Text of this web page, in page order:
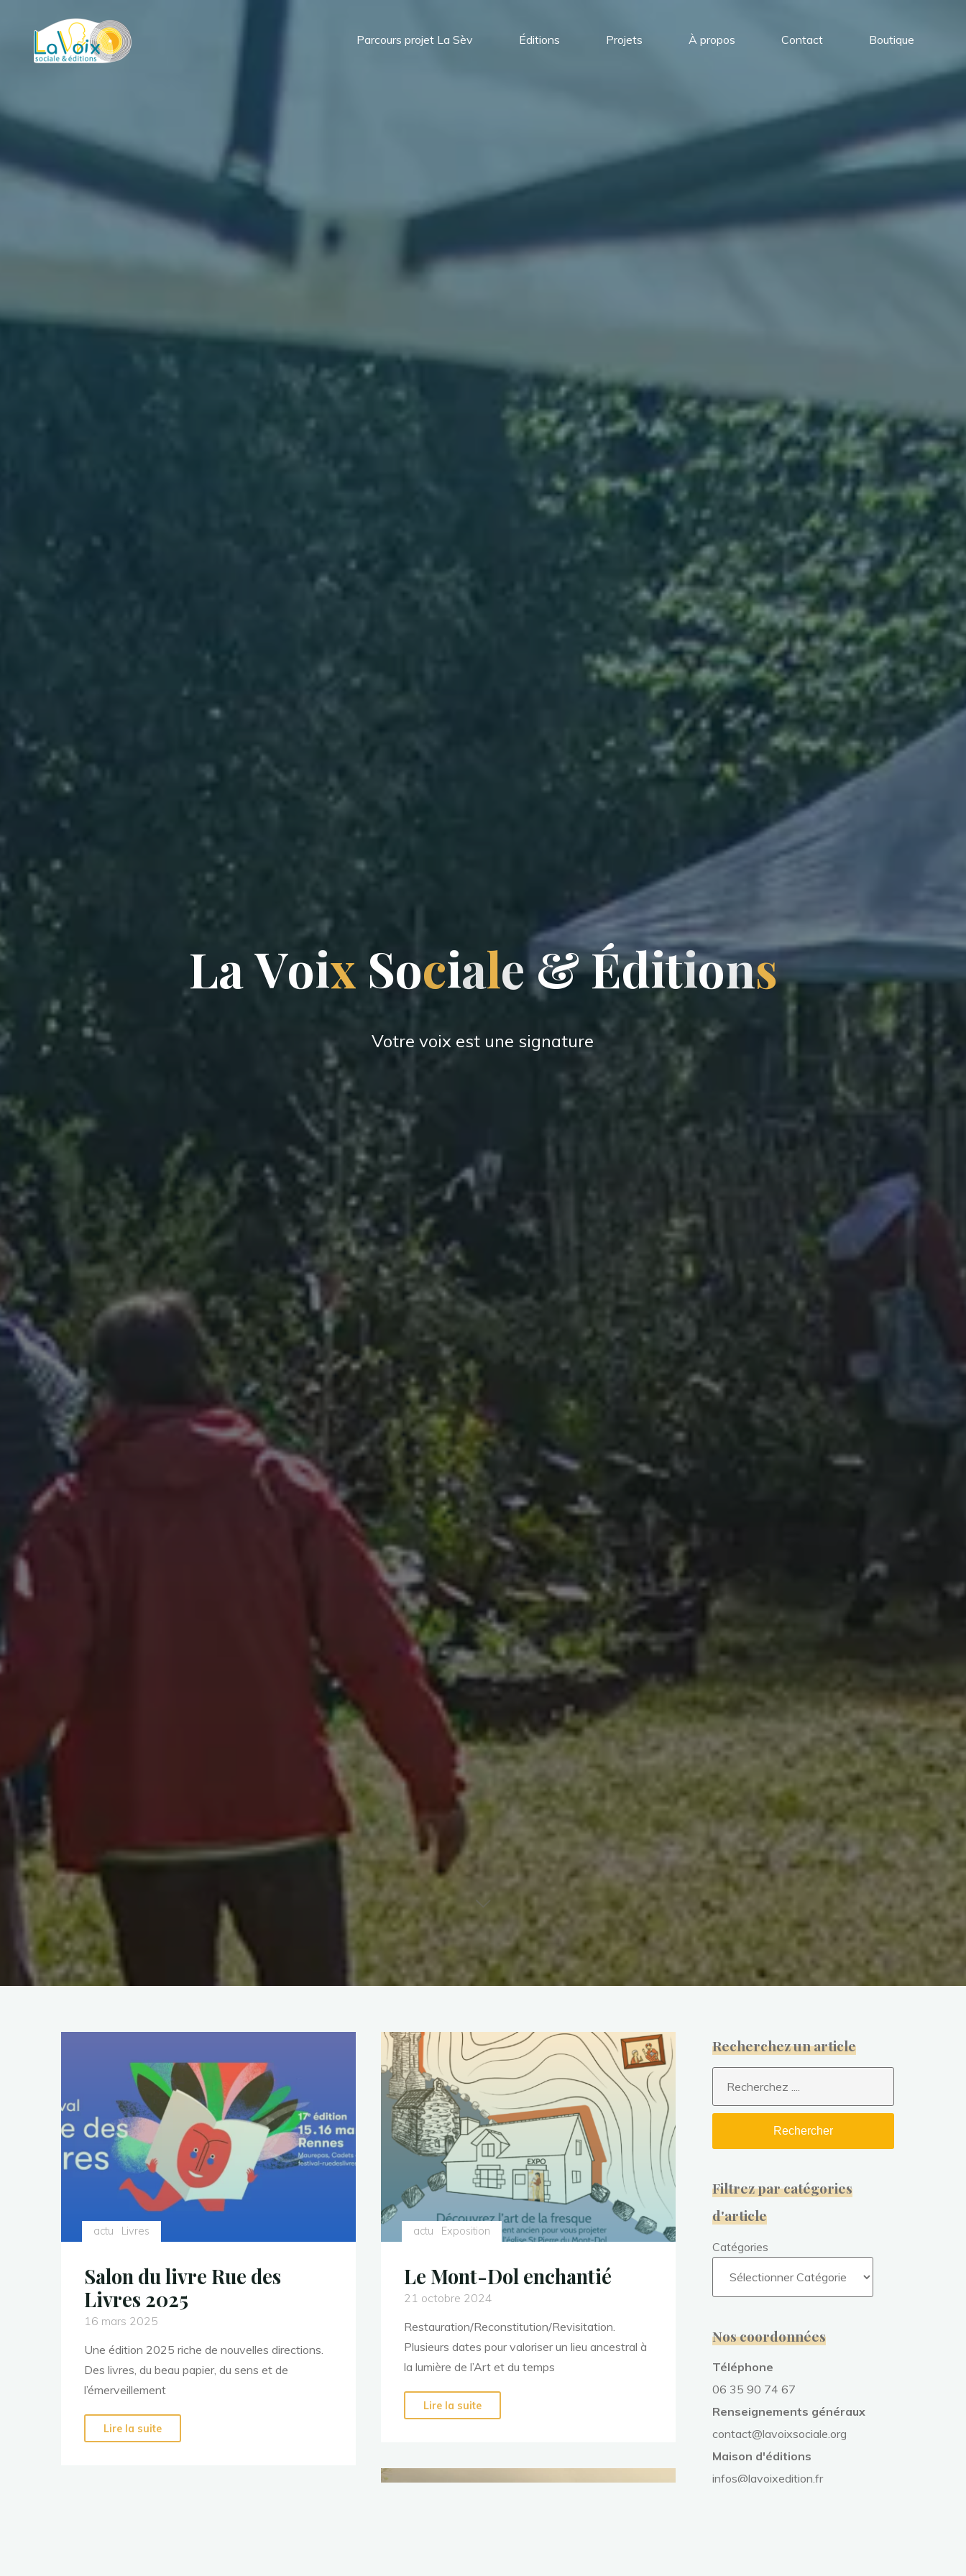
Parcours projet La Sèv Éditions Projets À propos Contact Boutique
LaVoix Sociale&Éditions
Votre voix est une signature
actu Livres
Salon du livre Rue des
Livres 2025
16 mars 2025
Une édition 2025 riche de nouvelles directions.
Des livres, du beau papier, du sens et de
l’émerveillement
Lire la suite
actu Exposition
Le Mont-Dol enchantié
21 octobre 2024
Restauration/Reconstitution/Revisitation.
Plusieurs dates pour valoriser un lieu ancestral à
la lumière de l’Art et du temps
Lire la suite
Recherchez un article
Rechercher
Filtrez par catégories
d'article
Catégories
Nos coordonnées
Téléphone
06 35 90 74 67
Renseignements généraux
contact@lavoixsociale.org
Maison d'éditions
infos@lavoixedition.fr